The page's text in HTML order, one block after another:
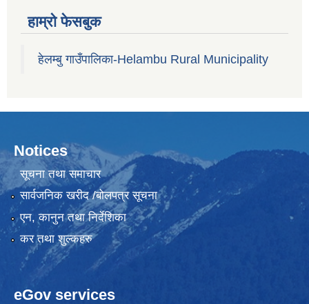
हाम्रो फेसबुक
हेलम्बु गाउँपालिका-Helambu Rural Municipality
Notices
सूचना तथा समाचार
सार्वजनिक खरीद /बोलपत्र सूचना
एन, कानुन तथा निर्देशिका
कर तथा शुल्कहरु
eGov services